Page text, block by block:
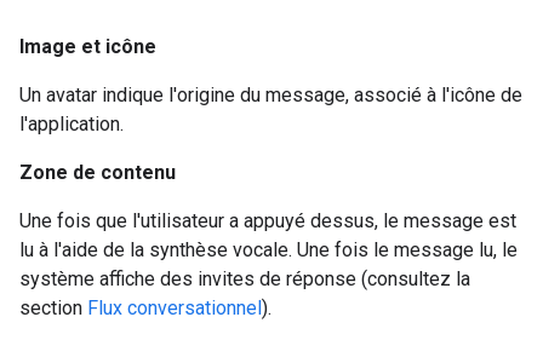
Image et icône
Un avatar indique l'origine du message, associé à l'icône de
l'application.
Zone de contenu
Une fois que l'utilisateur a appuyé dessus, le message est
lu à l'aide de la synthèse vocale. Une fois le message lu, le
système affiche des invites de réponse (consultez la
section Flux conversationnel).